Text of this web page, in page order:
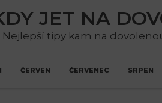
JET NA
Nejlepší tipy kam na
ČERVEN ČERVENEC SRPEN